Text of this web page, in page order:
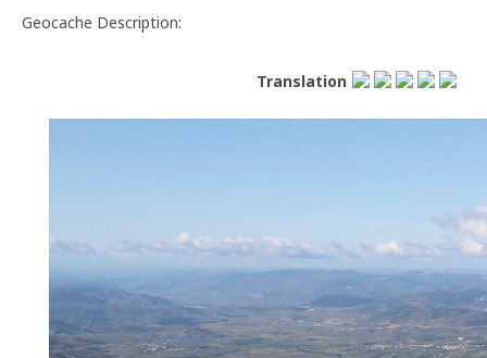
Geocache Description:
Translation